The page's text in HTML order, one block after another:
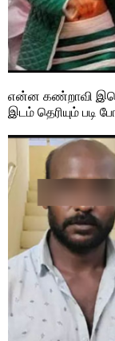
என்ன கண்றாவி
இடம் தெரியும் படி